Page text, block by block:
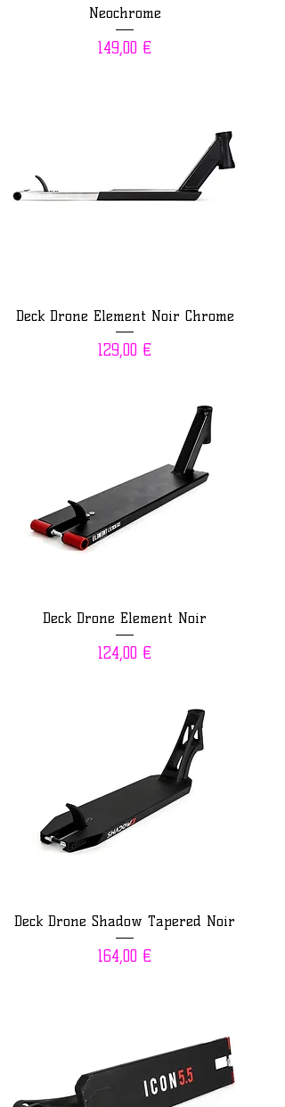
Neochrome
Prix
149,00 €
Deck Drone Element Noir Chrome
Prix
129,00 €
Deck Drone Element Noir
Prix
124,00 €
Deck Drone Shadow Tapered Noir
Prix
164,00 €